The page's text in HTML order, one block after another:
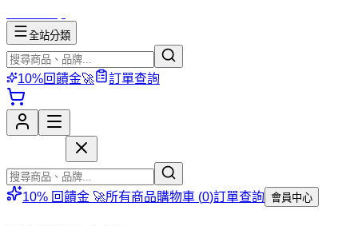
全站分類
10%回饋金🚀 訂單查詢
10% 回饋金 🚀所有商品購物車 (0)訂單查詢 會員中心